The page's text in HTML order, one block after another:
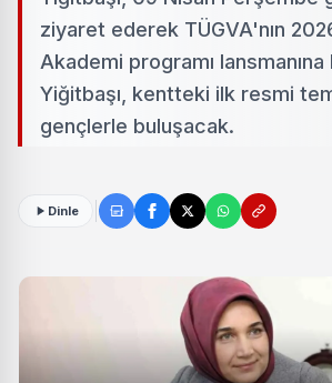
ziyaret ederek TÜGVA'nın
Akademi programı lansmanına
Yiğitbaşı, kentteki ilk resmi
gençlerle buluşacak.
Dinle